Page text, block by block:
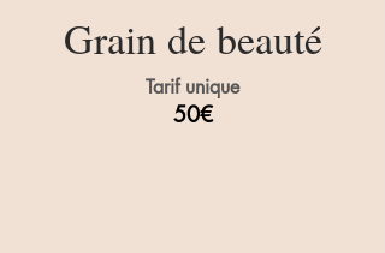
Grain de beauté
Tarif unique
50€